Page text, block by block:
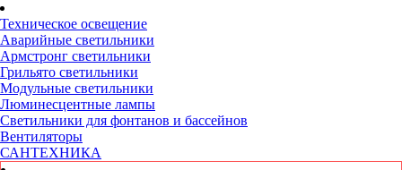
Техническое освещение
Аварийные светильники
Армстронг светильники
Грильято светильники
Модульные светильники
Люминесцентные лампы
Светильники для фонтанов и бассейнов
Вентиляторы
САНТЕХНИКА